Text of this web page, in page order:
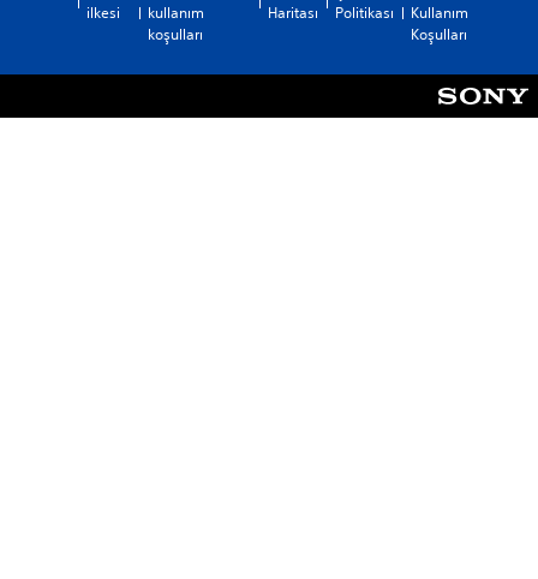
ilkesi
kullanım
koşulları
Haritası
Politikası
Kullanım
Koşulları